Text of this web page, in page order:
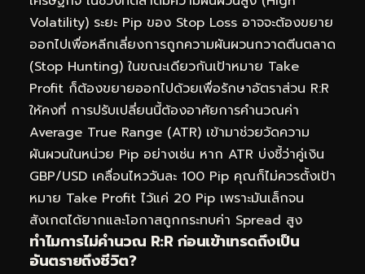
Volatility) ระยะ Pip ของ Stop Loss อาจจะต้องขยาย
ออกไปเพื่อหลีกเลี่ยงการถูกความผันผวนกวาดตีนตลาด
(Stop Hunting) ในขณะเดียวกันเป้าหมาย Take
Profit ก็ต้องขยายออกไปด้วยเพื่อรักษาอัตราส่วน R:R
ให้คงที่ การปรับเปลี่ยนนี้ต้องอาศัยการคำนวณค่า
Average True Range (ATR) เข้ามาช่วยวัดความ
ผันผวนในหน่วย Pip อย่างเช่น หาก ATR บ่งชี้ว่าคู่เงิน
GBP/USD เคลื่อนไหววันละ 100 Pip คุณก็ไม่ควรตั้งเป้า
หมาย Take Profit ไว้แค่ 20 Pip เพราะมันเล็กจน
สังเกตได้ยากและโอกาสถูกกระทบค่า Spread สูง
ทำไมการไม่คำนวณ R:R ก่อนเข้าเทรดถึงเป็น
อันตรายถึงชีวิต?